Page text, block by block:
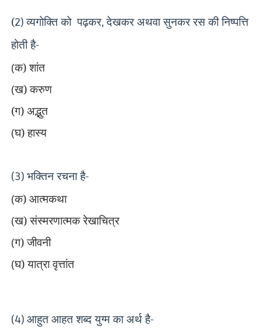
(2)व्यगोक्ति को पढ़कर,देखकर अथवा सुनकर रस की निष्पत्ति
होती है-
(क) शांत
(ख) करुण
(ग) अद्भुत
(घ) हास्य
(3) भक्तिन रचना है-
(क) आत्मकथा
(ख) संस्मरणात्मक रेखाचित्र
(ग) जीवनी
(घ) यात्रा वृत्तांत
(4) आहुत आहत शब्द युग्म का अर्थ है-